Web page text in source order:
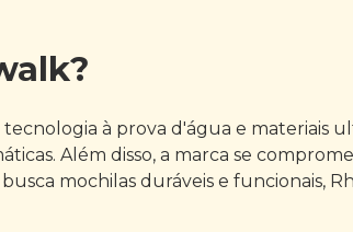
à prova d'água e materiais
Além disso, a marca se
mochilas duráveis e funcionais,